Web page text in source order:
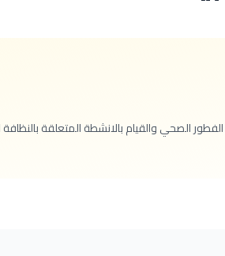
الصحي والقيام بالانشطة المتعلقة